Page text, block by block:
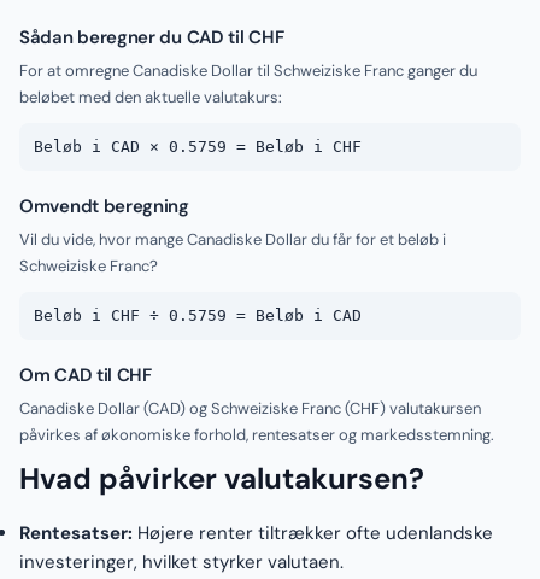
Sådan beregner du CAD til CHF
For at omregne Canadiske Dollar til Schweiziske Franc ganger du
beløbet med den aktuelle valutakurs:
Beløb i CAD × 0.5759 = Beløb i CHF
Omvendt beregning
Vil du vide, hvor mange Canadiske Dollar du får for et beløb i
Schweiziske Franc?
Beløb i CHF ÷ 0.5759 = Beløb i CAD
Om CAD til CHF
Canadiske Dollar (CAD) og Schweiziske Franc (CHF) valutakursen
påvirkes af økonomiske forhold, rentesatser og markedsstemning.
Hvad påvirker valutakursen?
Rentesatser: Højere renter tiltrækker ofte udenlandske
investeringer, hvilket styrker valutaen.